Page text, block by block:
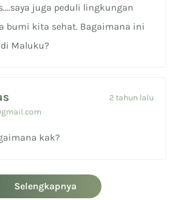
juga peduli lingkungan
bumi kita sehat. Bagaimana ini
Maluku?
2 tahun lalu
kak?
Selengkapnya